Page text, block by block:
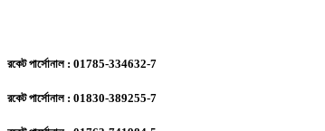
রকেট পার্সোনাল : 01785-334632-7
রকেট পার্সোনাল : 01830-389255-7